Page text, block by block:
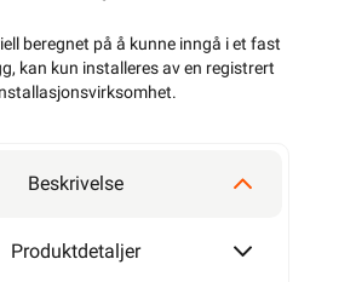
beregnet på å kunne inngå i et fast
kan kun installeres av en registrert
.
Beskrivelse
Produktdetaljer